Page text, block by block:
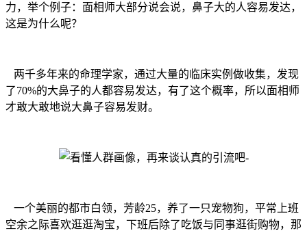
力，举个例子：面相师大部分说会说，鼻子大的人容易发达，
这是为什么呢？
两千多年来的命理学家，通过大量的临床实例做收集，发现
了70%的大鼻子的人都容易发达，有了这个概率，所以面相师
才敢大敢地说大鼻子容易发财。
一个美丽的都市白领，芳龄25，养了一只宠物狗，平常上班
空余之际喜欢逛逛淘宝，下班后除了吃饭与同事逛街购物，那